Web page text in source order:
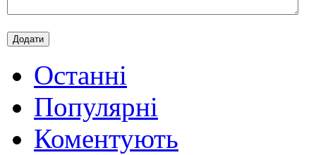
Останні
Популярні
Коментують